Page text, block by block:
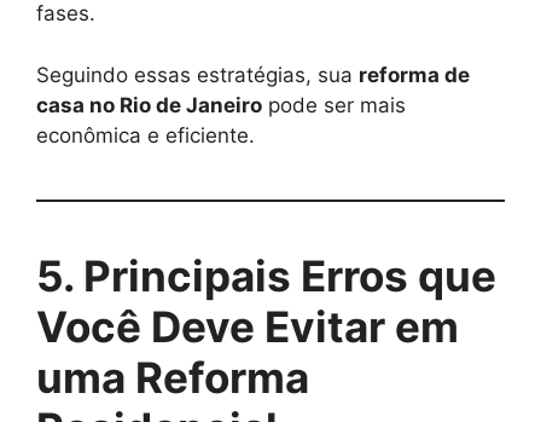
fases.
Seguindo essas estratégias, sua reforma de
casa no Rio de Janeiro pode ser mais
econômica e eficiente.
5. Principais Erros que
Você Deve Evitar em
uma Reforma